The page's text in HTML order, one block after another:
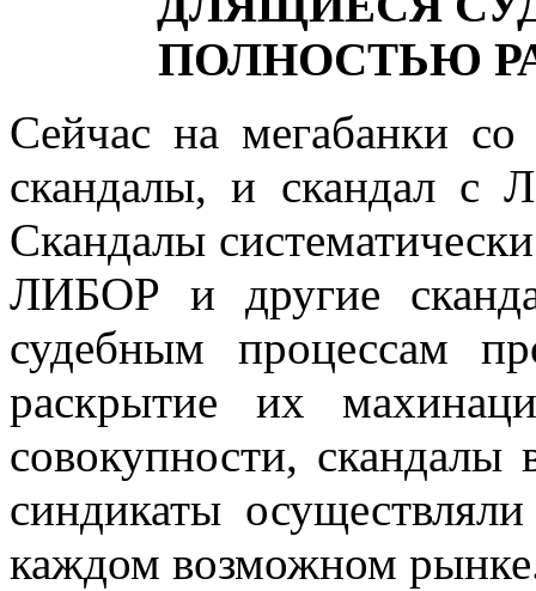
ПОЛНОСТЬЮ
Сейчас на мегабанки
скандалы, и скандал с
Скандалы
ЛИБОР и другие
судебным процессам
раскрытие их
совокупности,
синдикаты
каждом возможном